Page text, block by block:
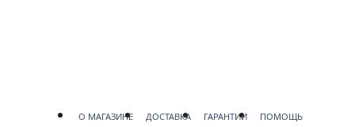
О МАГАЗИНЕ ДОСТАВКА ГАРАНТИИ ПОМОЩЬ